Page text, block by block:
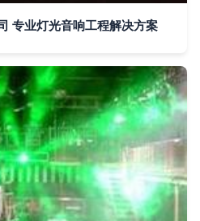
专业灯光音响工程解决方案